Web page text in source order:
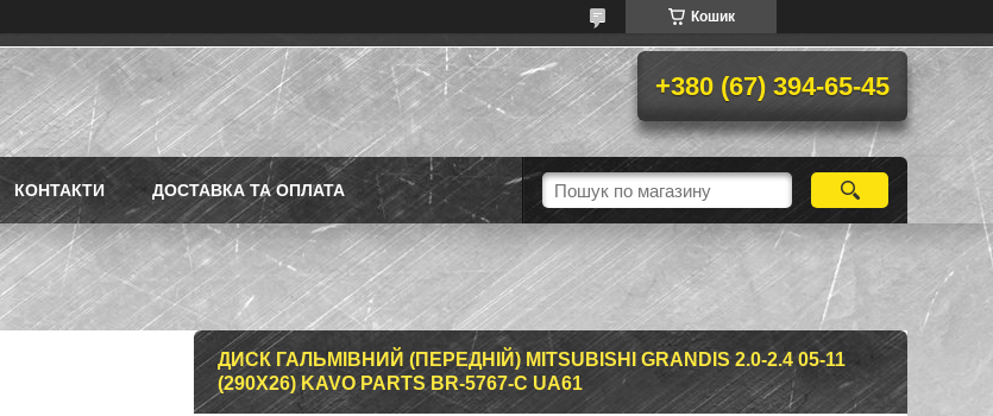
Кошик
+380 (67) 394-65-45
КОНТАКТИ ДОСТАВКА ТА ОПЛАТА
ДИСК ГАЛЬМІВНИЙ (ПЕРЕДНІЙ) MITSUBISHI GRANDIS 2.0-2.4 05-11
(290X26) KAVO PARTS BR-5767-C UA61